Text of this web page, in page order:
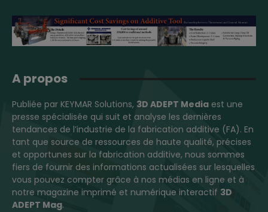
A propos
Publiée par KEYMAR Solutions, 3D ADEPT Media est une
presse spécialisée qui suit et analyse les dernières
tendances de l’industrie de la fabrication additive (FA). En
tant que source de ressources de haute qualité, précises
et opportunes sur la fabrication additive, nous sommes
fiers de fournir des informations actualisées sur lesquelles
vous pouvez compter grâce à nos médias en ligne et à
notre magazine imprimé et numérique interactif 3D
ADEPT Mag.